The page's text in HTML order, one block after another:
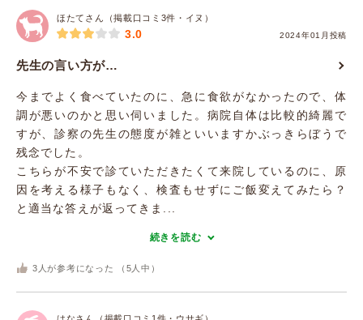
ほたてさん（掲載口コミ3件・イヌ）
2024年01月投稿
3.0
先生の言い方が…
今までよく食べていたのに、急に食欲がなかったので、体
調が悪いのかと思い伺いました。病院自体は比較的綺麗で
すが、診察の先生の態度が雑といいますかぶっきらぼうで
残念でした。
こちらが不安で診ていただきたくて来院しているのに、原
因を考える様子もなく、検査もせずにご飯変えてみたら？
と適当な答えが返ってきま...
続きを読む
3 人が参考になった （ 5 人中）